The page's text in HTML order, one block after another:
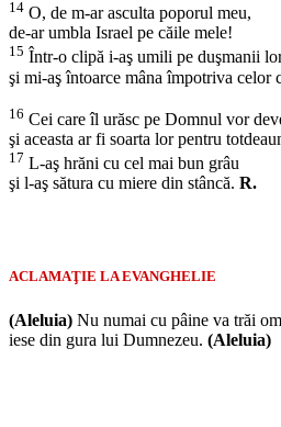
14 O, de m-ar asculta poporul meu,
de-ar umbla Israel pe căile mele!
15 Într-o clipă i-aş umili pe duşmanii
şi mi-aş întoarce mâna împotriva celor
16 Cei care îl urăsc pe Domnul vor
şi aceasta ar fi soarta lor pentru
17 L-aş hrăni cu cel mai bun grâu
şi l-aş sătura cu miere din stâncă. R.
ACLAMAŢIE LA EVANGHELIE
(Aleluia) Nu numai cu pâine va trăi
iese din gura lui Dumnezeu. (Aleluia)